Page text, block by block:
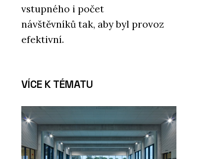
Pracovní křeslo Melody Design
- LD Seating
vstupného i počet
návštěvníků tak, aby byl provoz
efektivní.
VÍCE K TÉMATU